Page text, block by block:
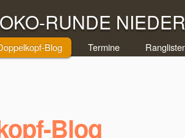
RUNDE
Blog Termine
Blog